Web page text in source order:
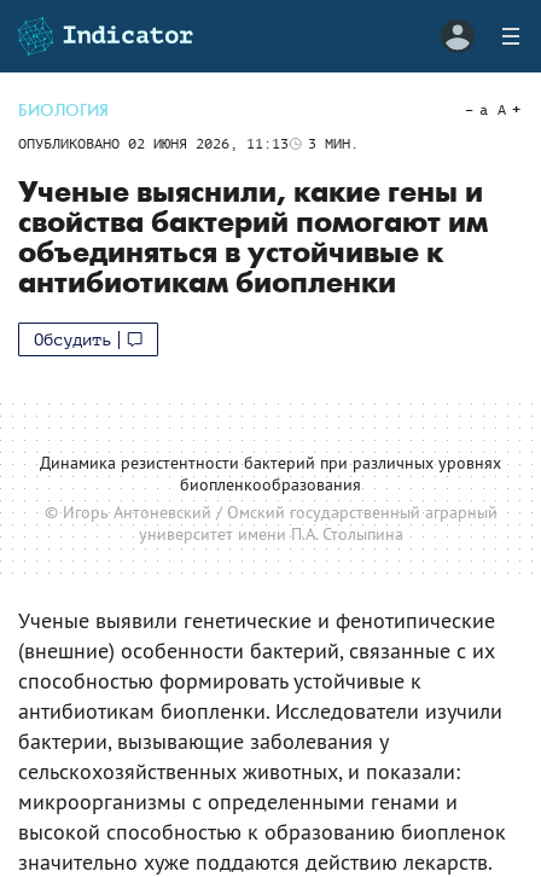
БИОЛОГИЯ
ОПУБЛИКОВАНО 02 ИЮНЯ 2026, 11:13 3 МИН.
a A
Ученые выяснили, какие гены и
свойства бактерий помогают им
объединяться в устойчивые к
антибиотикам биопленки
Обсудить
Динамика резистентности бактерий при различных уровнях
биопленкообразования
© Игорь Антоневский / Омский государственный аграрный
университет имени П.А. Столыпина
Ученые выявили генетические и фенотипические
(внешние) особенности бактерий, связанные с их
способностью формировать устойчивые к
антибиотикам биопленки. Исследователи изучили
бактерии, вызывающие заболевания у
сельскохозяйственных животных, и показали:
микроорганизмы с определенными генами и
высокой способностью к образованию биопленок
значительно хуже поддаются действию лекарств.